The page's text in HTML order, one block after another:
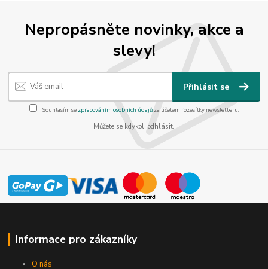
Nepropásněte novinky, akce a
slevy!
Přihlásit se
Souhlasím se zpracováním osobních údajůza účelem rozesílky newsletteru.
Můžete se kdykoli odhlásit.
Informace pro zákazníky
O nás